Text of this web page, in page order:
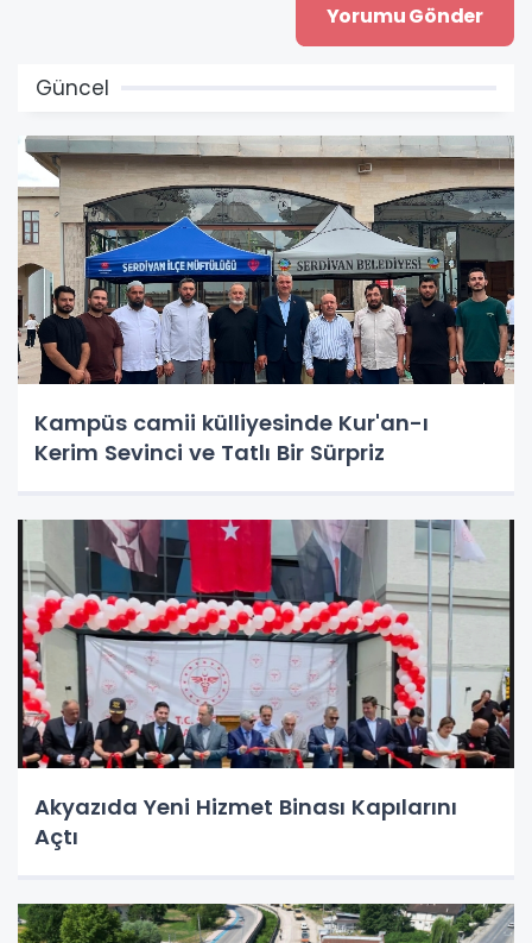
Güncel
Kampüs camii külliyesinde Kur'an-ı
Kerim Sevinci ve Tatlı Bir Sürpriz
Akyazıda Yeni Hizmet Binası Kapılarını
Açtı